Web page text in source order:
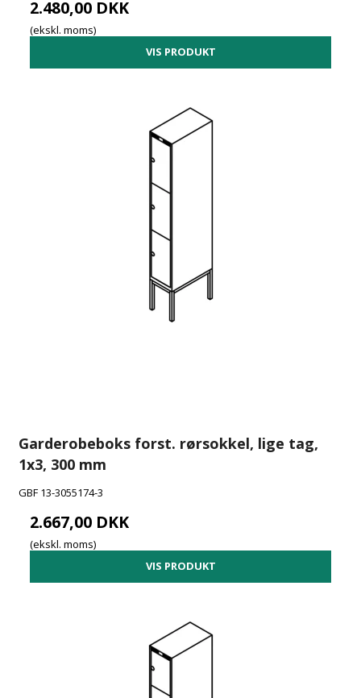
2.480,00 DKK
(ekskl. moms)
VIS PRODUKT
Garderobeboks forst. rørsokkel, lige tag,
1x3, 300 mm
GBF 13-3055174-3
2.667,00 DKK
(ekskl. moms)
VIS PRODUKT